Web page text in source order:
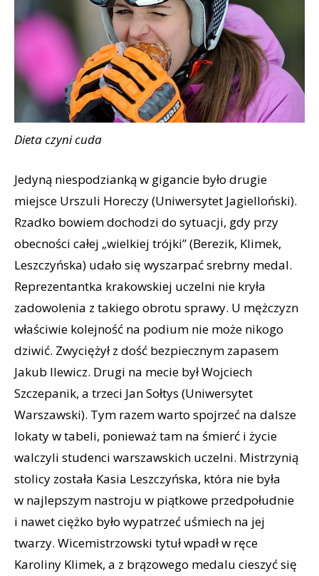
Dieta czyni cuda
Jedyną niespodzianką w gigancie było drugie
miejsce Urszuli Horeczy (Uniwersytet Jagielloński).
Rzadko bowiem dochodzi do sytuacji, gdy przy
obecności całej „wielkiej trójki” (Berezik, Klimek,
Leszczyńska) udało się wyszarpać srebrny medal.
Reprezentantka krakowskiej uczelni nie kryła
zadowolenia z takiego obrotu sprawy. U mężczyzn
właściwie kolejność na podium nie może nikogo
dziwić. Zwyciężył z dość bezpiecznym zapasem
Jakub Ilewicz. Drugi na mecie był Wojciech
Szczepanik, a trzeci Jan Sołtys (Uniwersytet
Warszawski). Tym razem warto spojrzeć na dalsze
lokaty w tabeli, ponieważ tam na śmierć i życie
walczyli studenci warszawskich uczelni. Mistrzynią
stolicy została Kasia Leszczyńska, która nie była
w najlepszym nastroju w piątkowe przedpołudnie
i nawet ciężko było wypatrzeć uśmiech na jej
twarzy. Wicemistrzowski tytuł wpadł w ręce
Karoliny Klimek, a z brązowego medalu cieszyć się